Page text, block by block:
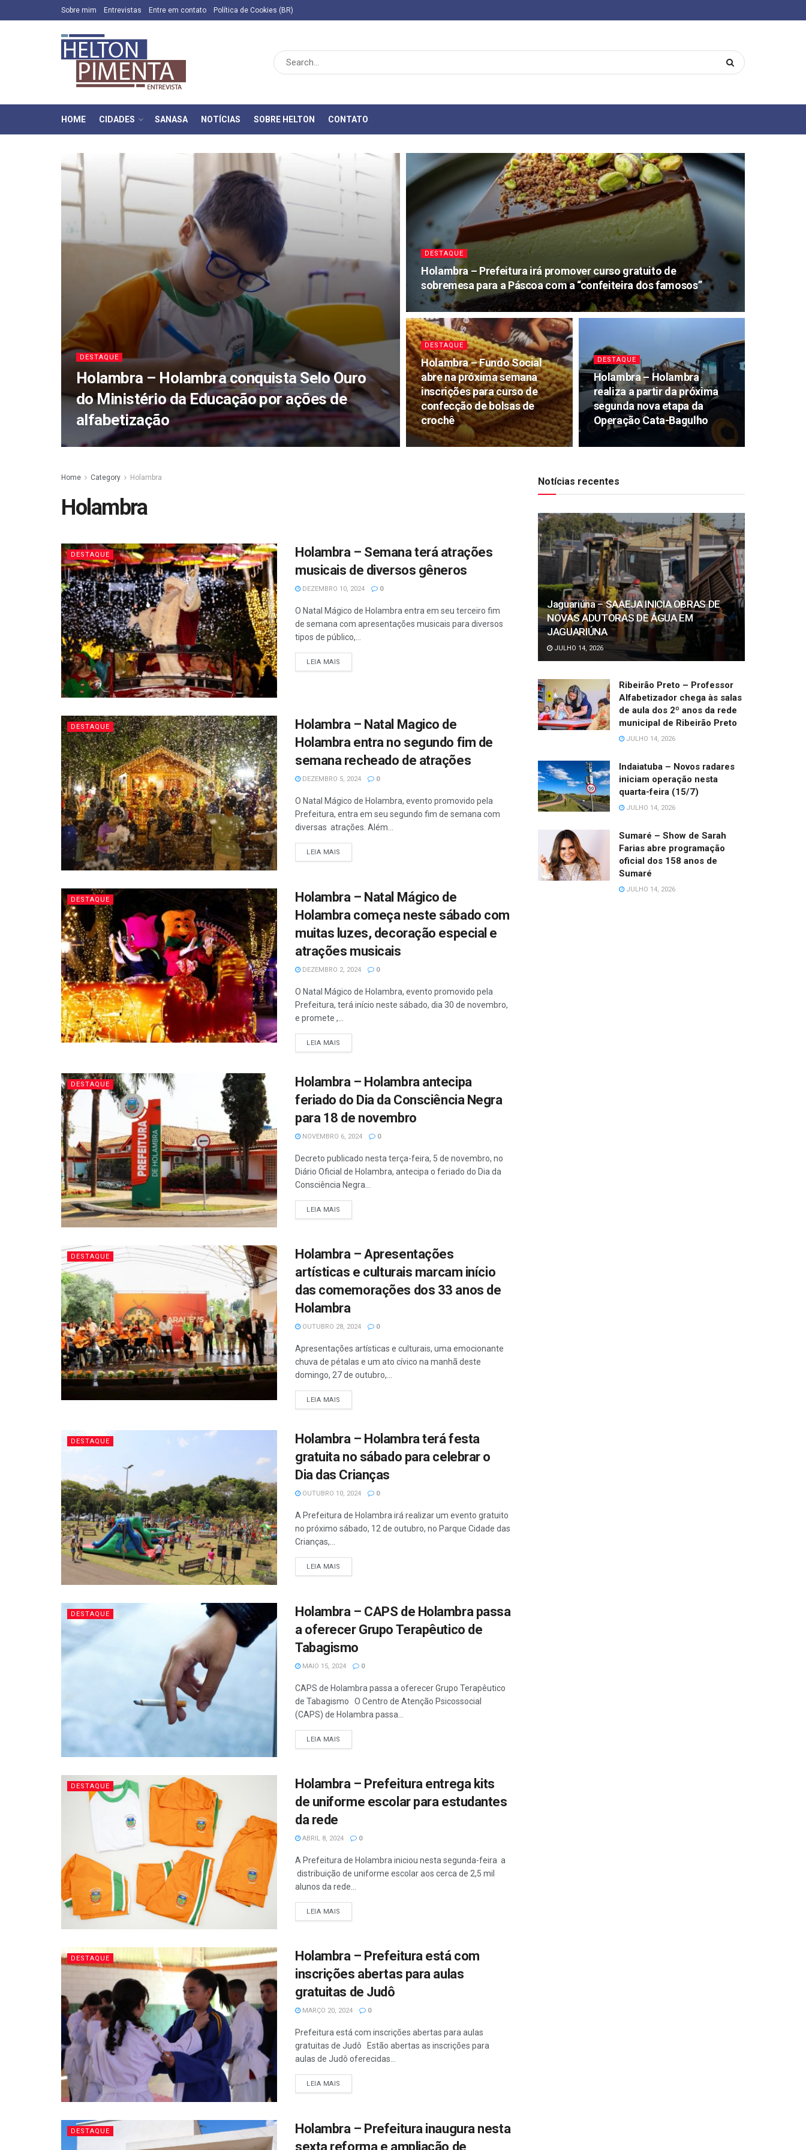
Sobre mim Entrevistas Entre em contato Política de Cookies (BR)
HOME CIDADES SANASA NOTÍCIAS SOBRE HELTON CONTATO
DESTAQUE
Holambra – Holambra conquista Selo Ouro
do Ministério da Educação por ações de
alfabetização
DESTAQUE
Holambra – Prefeitura irá promover curso gratuito de
sobremesa para a Páscoa com a “confeiteira dos famosos”
DESTAQUE
Holambra – Fundo Social
abre na próxima semana
inscrições para curso de
confecção de bolsas de
crochê
DESTAQUE
Holambra – Holambra
realiza a partir da próxima
segunda nova etapa da
Operação Cata-Bagulho
Home Category Holambra
Holambra
DESTAQUE
Holambra – Semana terá atrações
musicais de diversos gêneros
DEZEMBRO 10, 2024 0
O Natal Mágico de Holambra entra em seu terceiro fim
de semana com apresentações musicais para diversos
tipos de público,...
LEIA MAIS
DESTAQUE
Holambra – Natal Magico de
Holambra entra no segundo fim de
semana recheado de atrações
DEZEMBRO 5, 2024 0
O Natal Mágico de Holambra, evento promovido pela
Prefeitura, entra em seu segundo fim de semana com
diversas atrações. Além...
LEIA MAIS
DESTAQUE
Holambra – Natal Mágico de
Holambra começa neste sábado com
muitas luzes, decoração especial e
atrações musicais
DEZEMBRO 2, 2024 0
O Natal Mágico de Holambra, evento promovido pela
Prefeitura, terá início neste sábado, dia 30 de novembro,
e promete ,...
LEIA MAIS
DESTAQUE
Holambra – Holambra antecipa
feriado do Dia da Consciência Negra
para 18 de novembro
NOVEMBRO 6, 2024 0
Decreto publicado nesta terça-feira, 5 de novembro, no
Diário Oficial de Holambra, antecipa o feriado do Dia da
Consciência Negra...
LEIA MAIS
DESTAQUE
Holambra – Apresentações
artísticas e culturais marcam início
das comemorações dos 33 anos de
Holambra
OUTUBRO 28, 2024 0
Apresentações artísticas e culturais, uma emocionante
chuva de pétalas e um ato cívico na manhã deste
domingo, 27 de outubro,...
LEIA MAIS
DESTAQUE
Holambra – Holambra terá festa
gratuita no sábado para celebrar o
Dia das Crianças
OUTUBRO 10, 2024 0
A Prefeitura de Holambra irá realizar um evento gratuito
no próximo sábado, 12 de outubro, no Parque Cidade das
Crianças,...
LEIA MAIS
DESTAQUE
Holambra – CAPS de Holambra passa
a oferecer Grupo Terapêutico de
Tabagismo
MAIO 15, 2024 0
CAPS de Holambra passa a oferecer Grupo Terapêutico
de Tabagismo O Centro de Atenção Psicossocial
(CAPS) de Holambra passa...
LEIA MAIS
DESTAQUE
Holambra – Prefeitura entrega kits
de uniforme escolar para estudantes
da rede
ABRIL 8, 2024 0
A Prefeitura de Holambra iniciou nesta segunda-feira a
distribuição de uniforme escolar aos cerca de 2,5 mil
alunos da rede...
LEIA MAIS
DESTAQUE
Holambra – Prefeitura está com
inscrições abertas para aulas
gratuitas de Judô
MARÇO 20, 2024 0
Prefeitura está com inscrições abertas para aulas
gratuitas de Judô Estão abertas as inscrições para
aulas de Judô oferecidas...
LEIA MAIS
DESTAQUE
Holambra – Prefeitura inaugura nesta
sexta reforma e ampliação de
Notícias recentes
Jaguariúna – SAAEJA INICIA OBRAS DE
NOVAS ADUTORAS DE ÁGUA EM
JAGUARIÚNA
JULHO 14, 2026
Ribeirão Preto – Professor
Alfabetizador chega às salas
de aula dos 2º anos da rede
municipal de Ribeirão Preto
JULHO 14, 2026
Indaiatuba – Novos radares
iniciam operação nesta
quarta-feira (15/7)
JULHO 14, 2026
Sumaré – Show de Sarah
Farias abre programação
oficial dos 158 anos de
Sumaré
JULHO 14, 2026